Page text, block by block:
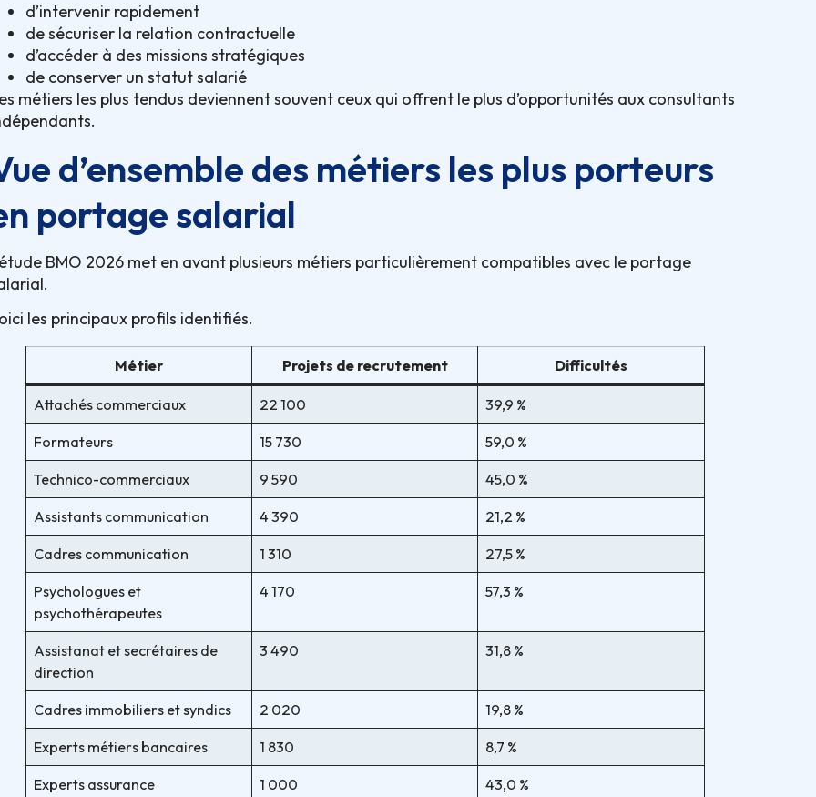
d’intervenir rapidement
de sécuriser la relation contractuelle
d’accéder à des missions stratégiques
de conserver un statut salarié
métiers les plus tendus deviennent souvent ceux qui offrent le plus d’opportunités aux consultants
d’ensemble des métiers les plus porteurs
portage salarial
BMO 2026 met en avant plusieurs métiers particulièrement compatibles avec le portage
les principaux profils identifiés.
Métier Projets de recrutement Difficultés
Attachés commerciaux 22 100 39,9 %
Formateurs 15 730 59,0 %
Technico-commerciaux 9 590 45,0 %
Assistants communication 4 390 21,2 %
Cadres communication 1 310 27,5 %
Psychologues et
psychothérapeutes
4 170 57,3 %
Assistanat et secrétaires de
direction
3 490 31,8 %
Cadres immobiliers et syndics 2 020 19,8 %
Experts métiers bancaires 1 830 8,7 %
Experts assurance 1 000 43,0 %